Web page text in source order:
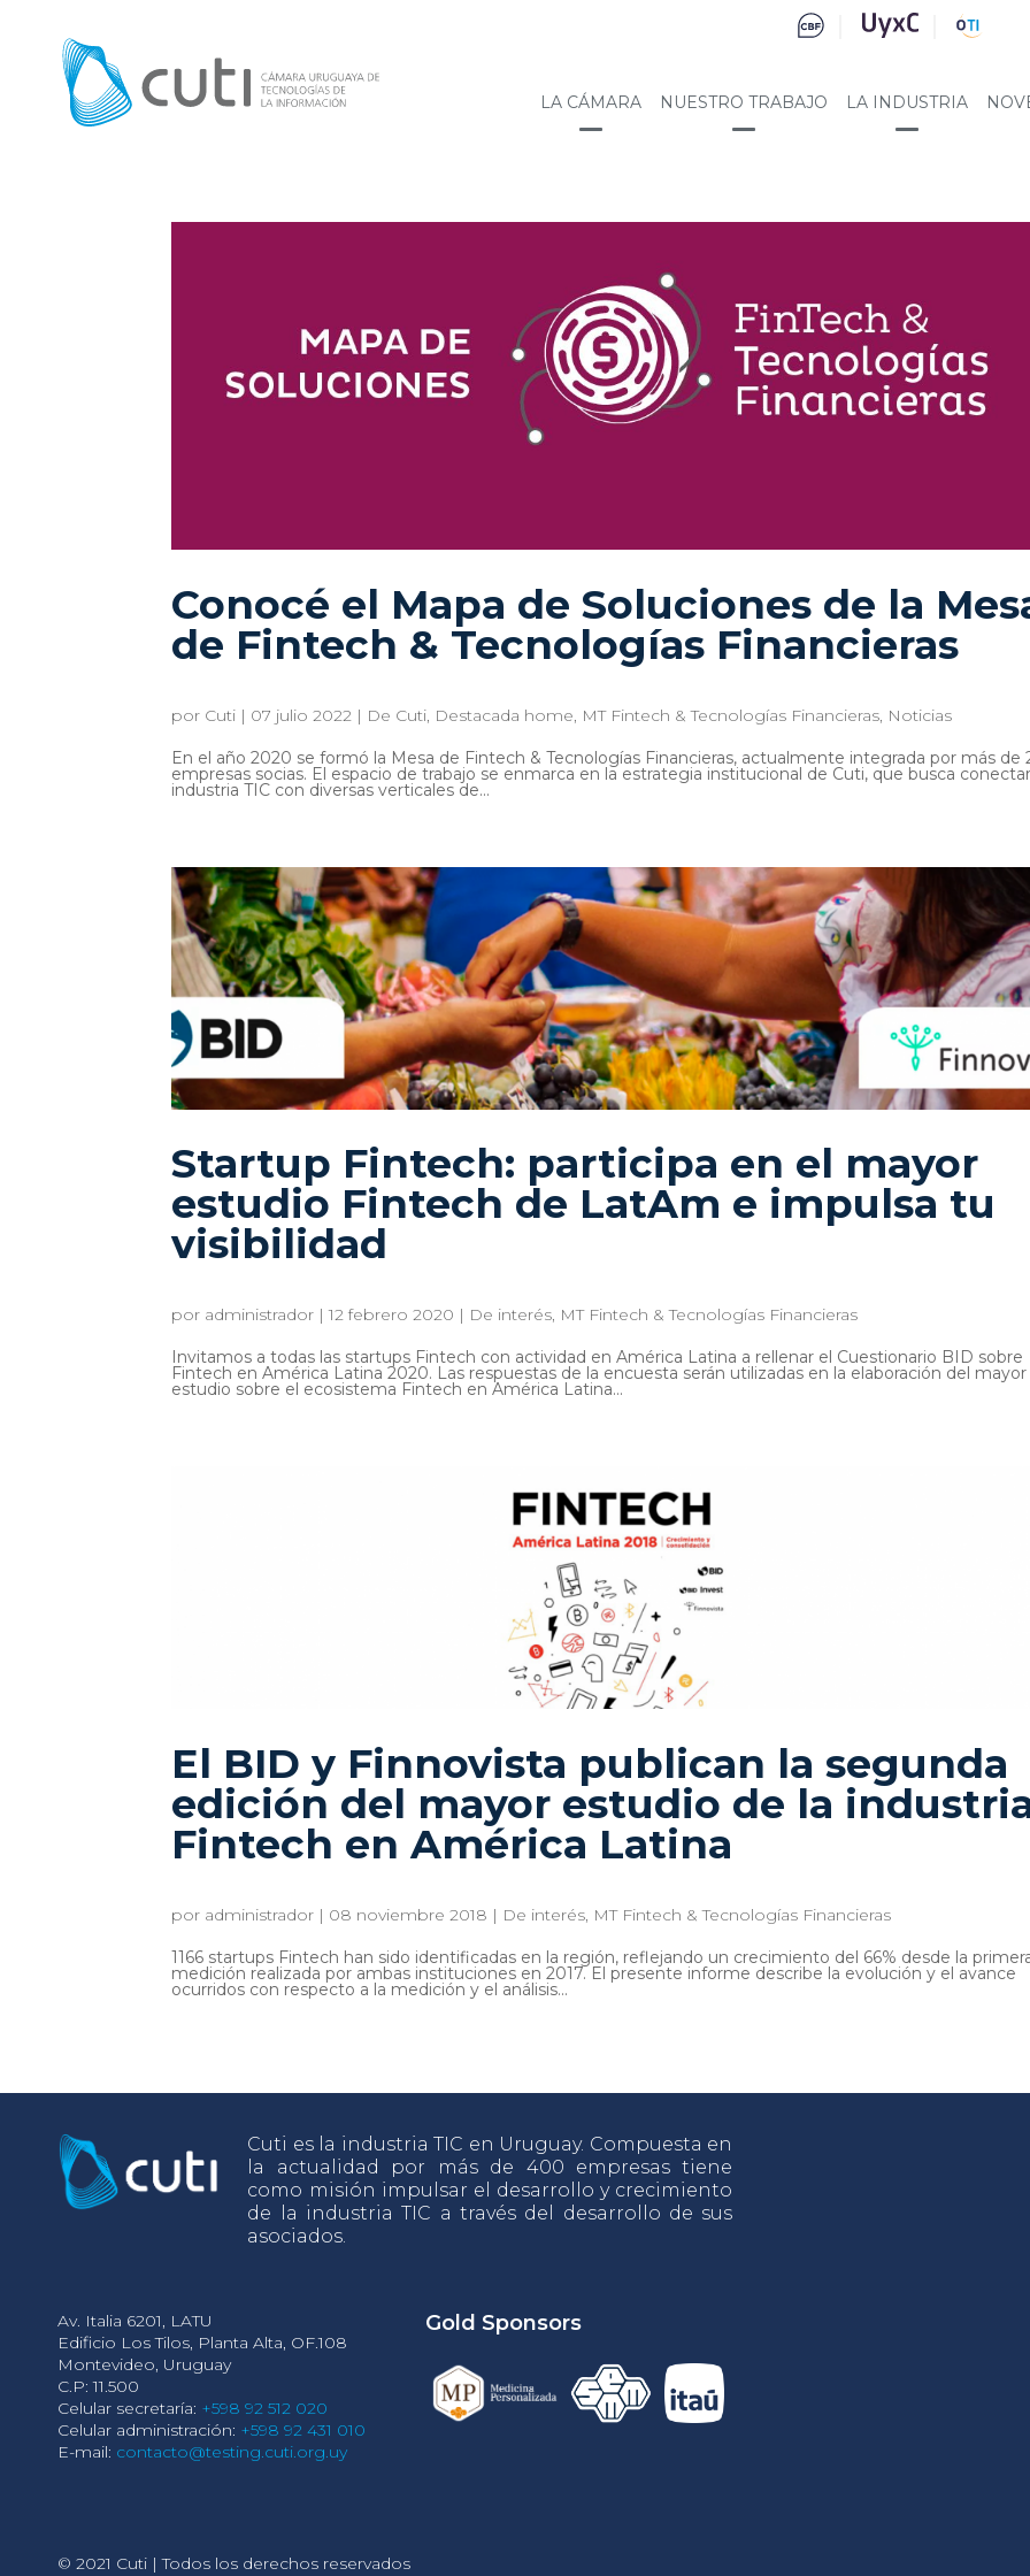
LA CÁMARA NUESTRO TRABAJO LA INDUSTRIA
Conocé el Mapa de Soluciones de la
de Fintech & Tecnologías Financieras
por Cuti | 07 julio 2022 | De Cuti, Destacada home, MT Fintech & Tecnologías Financieras, Noticias
En el año 2020 se formó la Mesa de Fintech & Tecnologías Financieras, actualmente integrada por más de
empresas socias. El espacio de trabajo se enmarca en la estrategia institucional de Cuti, que busca
industria TIC con diversas verticales de...
Startup Fintech: participa en el mayor
estudio Fintech de LatAm e impulsa tu
visibilidad
por administrador |12 febrero 2020 | De interés, MT Fintech & Tecnologías Financieras
Invitamos a todas las startups Fintech con actividad en América Latina a rellenar el Cuestionario BID sobre
Fintech en América Latina 2020. Las respuestas de la encuesta serán utilizadas en la elaboración del mayor
estudio sobre el ecosistema Fintech en América Latina...
El BID y Finnovista publican la segunda
edición del mayor estudio de la
Fintech en América Latina
por administrador | 08 noviembre 2018 | De interés, MT Fintech & Tecnologías Financieras
1166 startups Fintech han sido identificadas en la región, reflejando un crecimiento del 66% desde la
medición realizada por ambas instituciones en 2017. El presente informe describe la evolución y el avance
ocurridos con respecto a la medición y el análisis...
Cuti es la industria TIC en Uruguay. Compuesta en
la actualidad por más de 400 empresas tiene
como misión impulsar el desarrollo y crecimiento
de la industria TIC a través del desarrollo de sus
asociados.
Av. Italia 6201, LATU
Edificio Los Tilos, Planta Alta, OF.108
Montevideo, Uruguay
C.P: 11.500
Celular secretaría: +598 92 512 020
Celular administración: +598 92 431 010
E-mail: contacto@testing.cuti.org.uy
Gold Sponsors
© 2021 Cuti | Todos los derechos reservados